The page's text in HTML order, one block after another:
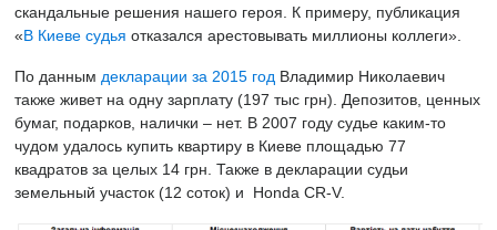
скандальные решения нашего героя. К примеру, публикация
«В Киеве судья отказался арестовывать миллионы коллеги».
По данным декларации за 2015 год Владимир Николаевич
также живет на одну зарплату (197 тыс грн). Депозитов, ценных
бумаг, подарков, налички – нет. В 2007 году судье каким-то
чудом удалось купить квартиру в Киеве площадью 77
квадратов за целых 14 грн. Также в декларации судьи
земельный участок (12 соток) и Honda CR-V.